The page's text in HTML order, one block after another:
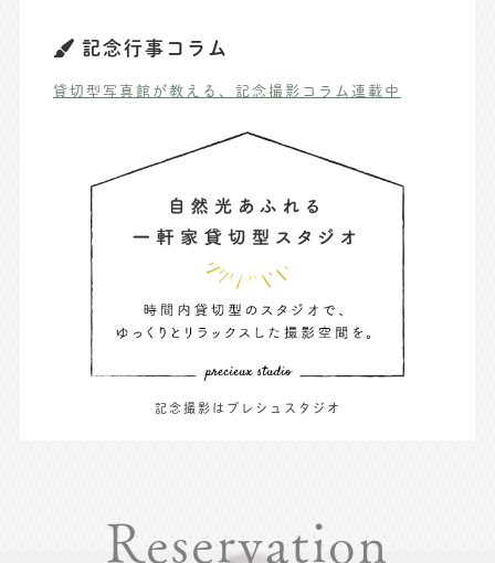
記念行事コラム
貸切型写真館が教える、記念撮影コラム連載中
記念撮影はプレシュスタジオ
Reservation